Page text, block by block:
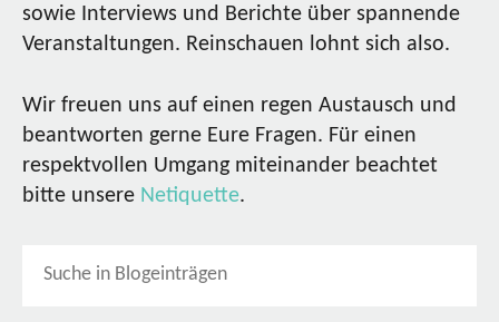
sowie Interviews und Berichte über spannende
Veranstaltungen. Reinschauen lohnt sich also.
Wir freuen uns auf einen regen Austausch und
beantworten gerne Eure Fragen. Für einen
respektvollen Umgang miteinander beachtet
bitte unsere Netiquette.